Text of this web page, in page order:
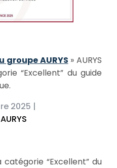
AURYS »AURYS
“Excellent” du guide
2025 |
catégorie “Excellent” du